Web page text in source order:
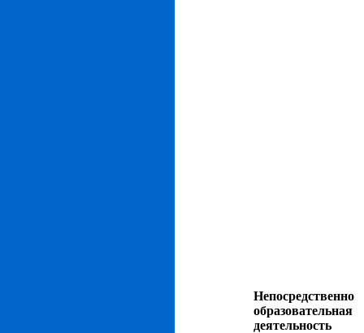
Непосредственно
образовательная
деятельность